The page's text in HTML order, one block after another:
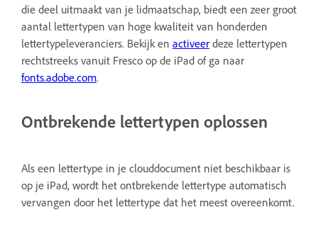
die deel uitmaakt van je lidmaatschap, biedt een zeer groot
aantal lettertypen van hoge kwaliteit van honderden
lettertypeleveranciers. Bekijk en activeer deze lettertypen
rechtstreeks vanuit Fresco op de iPad of ga naar
fonts.adobe.com.
Ontbrekende lettertypen oplossen
Als een lettertype in je clouddocument niet beschikbaar is
op je iPad, wordt het ontbrekende lettertype automatisch
vervangen door het lettertype dat het meest overeenkomt.